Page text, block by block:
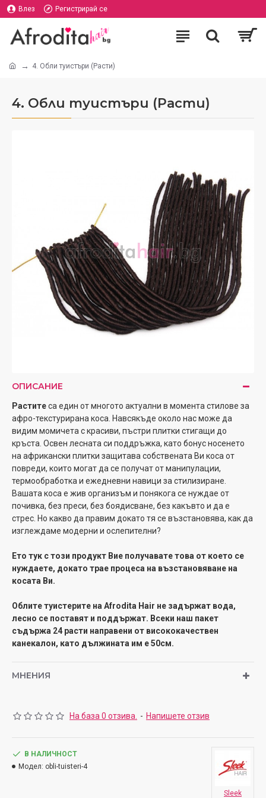
Влез Регистрирай се
4. Обли туистъри (Расти)
4. Обли туистъри (Расти)
ОПИСАНИЕ
Раститеса един от многото актуални в момента стилове за
афро-текстурирана коса. Навсякъде около нас може да
видим момичета с красиви, пъстри плитки стигащи до
кръста. Освен лесната си поддръжка, като бонус носенето
на африкански плитки защитава собствената Ви коса от
повреди, които могат да се получат от манипулации,
термообработка и ежедневни навици за стилизиране.
Вашата коса е жив организъм и понякога се нуждае от
почивка, без преси, без боядисване, без какъвто и да е
стрес. Но какво да правим докато тя се възстановява, как да
изглеждаме модерни и ослепителни?
Ето тук с този продукт Вие получавате това от което се
нуждаете, докато трае процеса на възстановяване на
косата Ви.
Облите туистерите на Afrodita Hair не задържат вода,
лесно се поставят и поддържат. Всеки наш пакет
съдържа 24 расти направени от висококачествен
канекалон, като дължината им е 50см.
МНЕНИЯ
На база 0 отзива. - Напишете отзив
В НАЛИЧНОСТ
Модел: obli-tuisteri-4
Sleek